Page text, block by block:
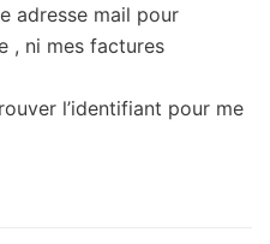
adresse mail pour
, ni mes factures
l’identifiant pour me